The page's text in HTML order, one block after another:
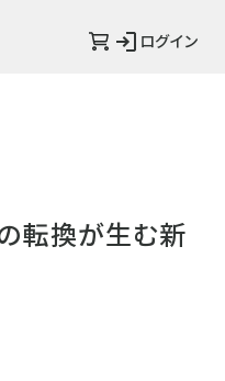
ログイン
の転換が生む新